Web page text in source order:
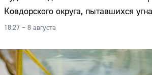
Ковдорского округа, пытавшихся
18:27 – 8 августа